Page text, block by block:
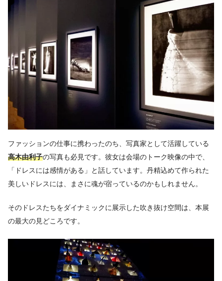
ファッションの仕事に携わったのち、写真家として活躍している
高木由利子の写真も必見です。彼女は会場のトーク映像の中で、
「ドレスには感情がある」と話しています。丹精込めて作られた
美しいドレスには、まさに魂が宿っているのかもしれません。
そのドレスたちをダイナミックに展示した吹き抜け空間は、本展
の最大の見どころです。